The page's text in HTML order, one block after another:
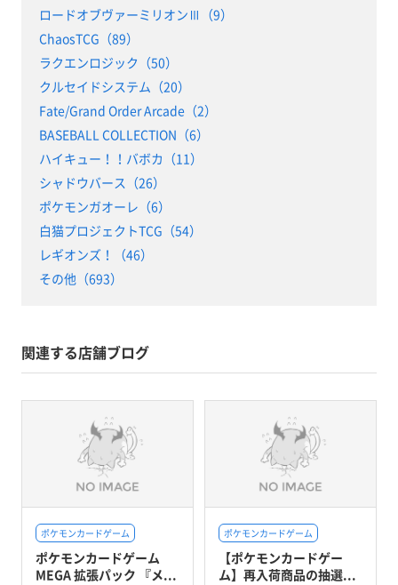
ロードオブヴァーミリオンⅢ（9）
ChaosTCG（89）
ラクエンロジック（50）
クルセイドシステム（20）
Fate/Grand Order Arcade（2）
BASEBALL COLLECTION（6）
ハイキュー！！バボカ（11）
シャドウバース（26）
ポケモンガオーレ（6）
白猫プロジェクトTCG（54）
レギオンズ！（46）
その他（693）
関連する店舗ブログ
ポケモンカードゲーム
ポケモンカードゲーム
MEGA 拡張パック 『メ...
ポケモンカードゲーム
【ポケモンカードゲー
ム】再入荷商品の抽選...